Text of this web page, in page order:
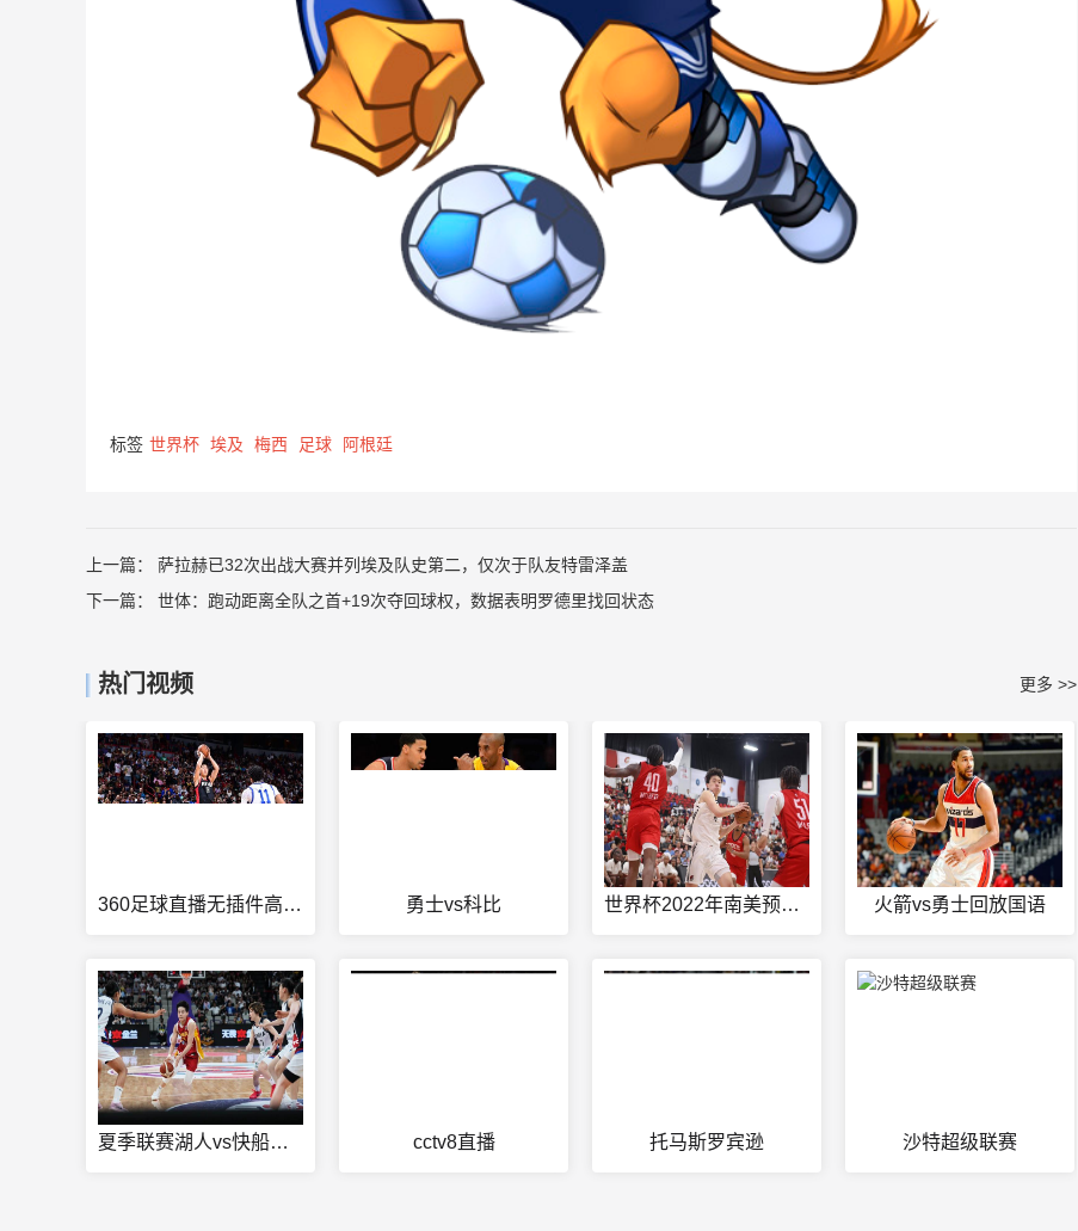
标签 世界杯 埃及 梅西 足球 阿根廷
上一篇： 萨拉赫已32次出战大赛并列埃及队史第二，仅次于队友特雷泽盖
下一篇： 世体：跑动距离全队之首+19次夺回球权，数据表明罗德里找回状态
热门视频 更多 >>
360足球直播无插件高清中超联赛 勇士vs科比 世界杯2022年南美预选赛 火箭vs勇士回放国语
夏季联赛湖人vs快船集锦 cctv8直播 托马斯罗宾逊 沙特超级联赛